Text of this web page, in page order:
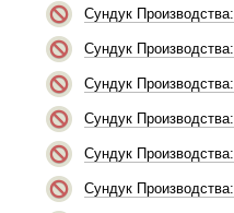
Сундук
Сундук
Сундук
Сундук
Сундук
Сундук